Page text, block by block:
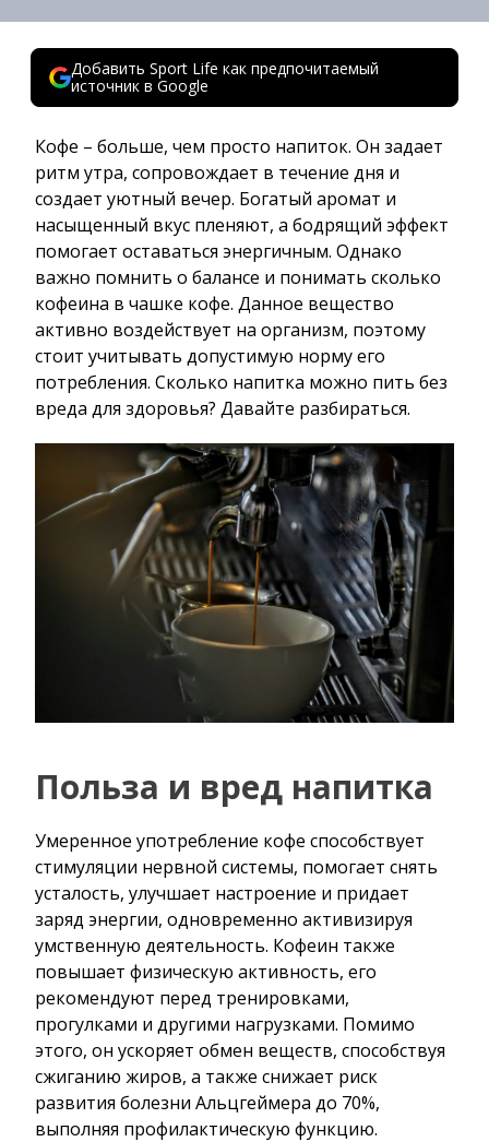
Добавить Sport Life как предпочитаемый
источник в Google
Кофе – больше, чем просто напиток. Он задает
ритм утра, сопровождает в течение дня и
создает уютный вечер. Богатый аромат и
насыщенный вкус пленяют, а бодрящий эффект
помогает оставаться энергичным. Однако
важно помнить о балансе и понимать сколько
кофеина в чашке кофе. Данное вещество
активно воздействует на организм, поэтому
стоит учитывать допустимую норму его
потребления. Сколько напитка можно пить без
вреда для здоровья? Давайте разбираться.
Польза и вред напитка
Умеренное употребление кофе способствует
стимуляции нервной системы, помогает снять
усталость, улучшает настроение и придает
заряд энергии, одновременно активизируя
умственную деятельность. Кофеин также
повышает физическую активность, его
рекомендуют перед тренировками,
прогулками и другими нагрузками. Помимо
этого, он ускоряет обмен веществ, способствуя
сжиганию жиров, а также снижает риск
развития болезни Альцгеймера до 70%,
выполняя профилактическую функцию.